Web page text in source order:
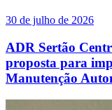
30 de julho de 2026
ADR Sertão
proposta para
Manutenção